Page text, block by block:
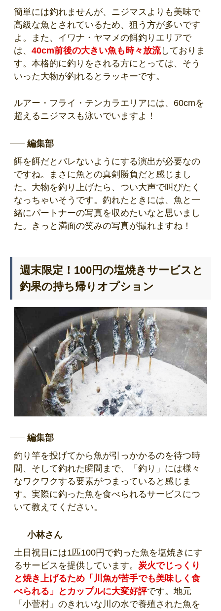
簡単には釣れませんが、ニジマスよりも美味で
高級な魚とされているため、狙う方が多いです
よ。また、イワナ・ヤマメの餌釣りエリアで
は、 40cm前後の大きい魚も時々放流しておりま
す。本格的に釣りをされる方にとっては、そう
いった大物が釣れるとラッキーです。
ルアー・フライ・テンカラエリアには、60cmを
超えるニジマスも泳いでいますよ！
編集部
餌を餌だとバレないようにする演出が必要なの
ですね。まさに魚との真剣勝負だと感じまし
た。大物を釣り上げたら、つい大声で叫びたく
なっちゃいそうです。釣れたときには、魚と一
緒にパートナーの写真を収めたいなと思いまし
た。きっと満面の笑みの写真が撮れますね！
週末限定！100円の塩焼きサービスと
釣果の持ち帰りオプション
編集部
釣り竿を投げてから魚が引っかかるのを待つ時
間、そして釣れた瞬間まで、「釣り」には様々
なワクワクする要素がつまっていると感じま
す。実際に釣った魚を食べられるサービスにつ
いて教えてください。
小林さん
土日祝日には1匹100円で釣った魚を塩焼きにす
るサービスを提供しています。 炭火でじっくり
と焼き上げるため「川魚が苦手でも美味しく食
べられる」とカップルに大変好評です。地元
「小菅村」のきれいな川の水で養殖された魚を